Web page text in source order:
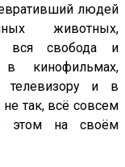
людей
животных,
вся свобода и
в кинофильмах,
телевизору и в
так, всё совсем
этом на своём